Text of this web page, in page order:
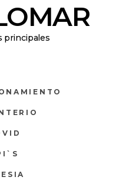
principales